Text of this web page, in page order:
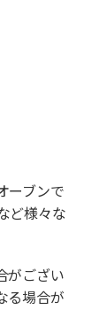
ーブンで
ど様々な
がござい
る場合が